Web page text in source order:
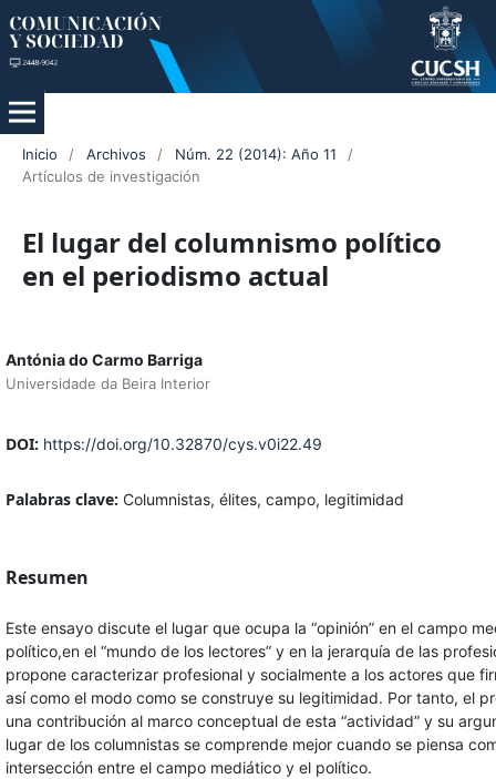
Inicio / Archivos / Núm. 22 (2014): Año 11
/
Artículos de investigación
El lugar del columnismo político
en el periodismo actual
Antónia do Carmo Barriga
Universidade da Beira Interior
DOI: https://doi.org/10.32870/cys.v0i22.49
Palabras clave: Columnistas, élites, campo, legitimidad
Resumen
Este ensayo discute el lugar que ocupa la “opinión” en el campo
político,en el “mundo de los lectores” y en la jerarquía de las
propone caracterizar profesional y socialmente a los actores que
así como el modo como se construye su legitimidad. Por tanto, el
una contribución al marco conceptual de esta “actividad” y su
lugar de los columnistas se comprende mejor cuando se piensa
intersección entre el campo mediático y el político.